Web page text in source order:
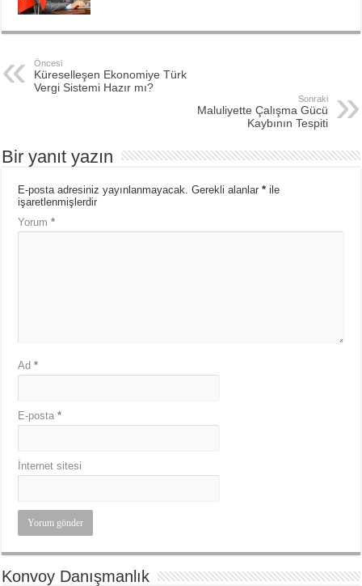
Öncesi
Küreselleşen Ekonomiye Türk
Vergi Sistemi Hazır mı?
Sonraki
Maluliyette Çalışma Gücü
Kaybının Tespiti
Bir yanıt yazın
E-posta adresiniz yayınlanmayacak. Gerekli alanlar* ile
işaretlenmişlerdir
Yorum*
Ad*
E-posta*
İnternet sitesi
Konvoy Danışmanlık